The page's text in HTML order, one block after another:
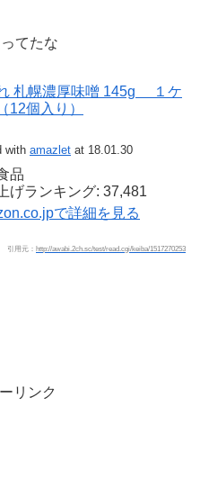
てたな
札幌濃厚味噌 145g １ケ
12個入り）
with amazlet at 18.01.30
品
げランキング: 37,481
で詳細を見る
引用元： http://awabi.2ch.sc/test/read.cgi/keiba/1517270253
リンク